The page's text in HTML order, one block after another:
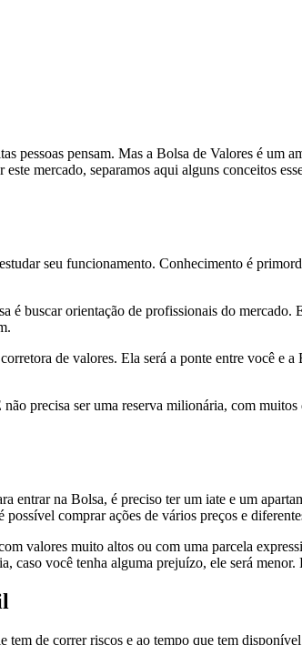
pessoas pensam. Mas a Bolsa de Valores é um
mercado, separamos aqui alguns conceitos
seu funcionamento. Conhecimento é
buscar orientação de profissionais do
de valores. Ela será a ponte entre você e
precisa ser uma reserva milionária, com
entrar na Bolsa, é preciso ter um iate e um
comprar ações de vários preços e
valores muito altos ou com uma parcela
caso você tenha alguma prejuízo, ele será
de correr riscos e ao tempo que tem